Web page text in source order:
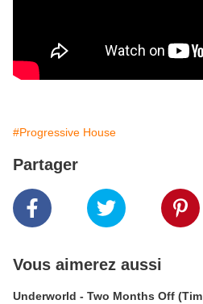
#Progressive House
Partager
Vous aimerez aussi
Underworld - Two Months Off (Tim